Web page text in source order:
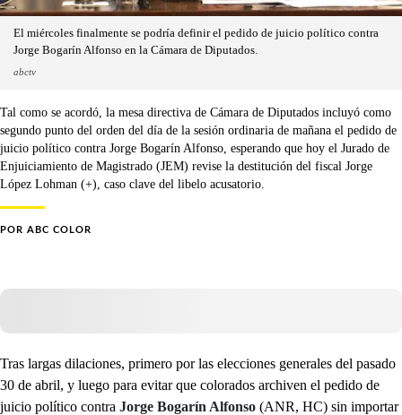
El miércoles finalmente se podría definir el pedido de juicio político contra
Jorge Bogarín Alfonso en la Cámara de Diputados.
abctv
Tal como se acordó, la mesa directiva de Cámara de Diputados incluyó como
segundo punto del orden del día de la sesión ordinaria de mañana el pedido de
juicio político contra Jorge Bogarín Alfonso, esperando que hoy el Jurado de
Enjuiciamiento de Magistrado (JEM) revise la destitución del fiscal Jorge
López Lohman (+), caso clave del libelo acusatorio.
POR ABC COLOR
Tras largas dilaciones, primero por las elecciones generales del pasado
30 de abril, y luego para evitar que colorados archiven el pedido de
juicio político contra Jorge Bogarín Alfonso (ANR, HC) sin importar